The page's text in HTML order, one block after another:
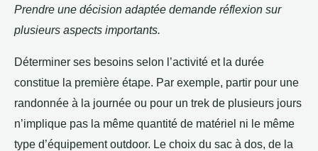
Prendre une décision adaptée demande réflexion sur
plusieurs aspects importants.
Déterminer ses besoins selon l’activité et la durée
constitue la première étape. Par exemple, partir pour une
randonnée à la journée ou pour un trek de plusieurs jours
n’implique pas la même quantité de matériel ni le même
type d’équipement outdoor. Le choix du sac à dos, de la